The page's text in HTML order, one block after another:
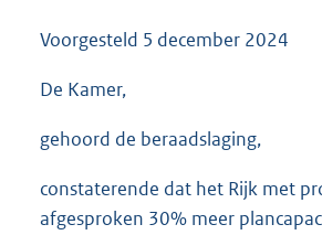
Voorgesteld 5 december 2024
De Kamer,
gehoord de beraadslaging,
constaterende dat het Rijk met
afgesproken 30% meer